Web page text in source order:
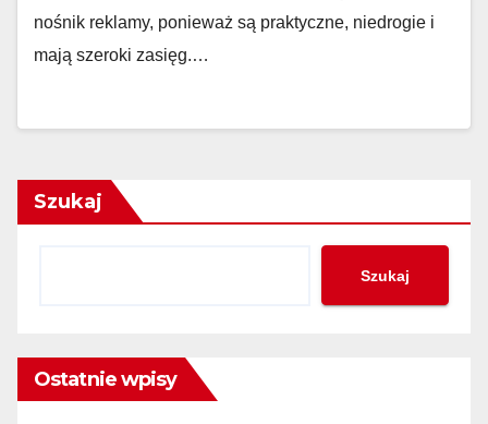
nośnik reklamy, ponieważ są praktyczne, niedrogie i
mają szeroki zasięg.…
Szukaj
Szukaj
Ostatnie wpisy